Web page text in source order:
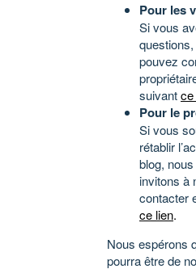
Pour les
Si vous
pouvez
suivantce
Pour le
Si vous
rétablir
blog,
invitons à
contacter
ce lien.
Nous espérons
pourra être de